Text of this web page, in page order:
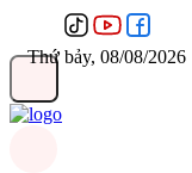
Thứ bảy, 08/08/2026